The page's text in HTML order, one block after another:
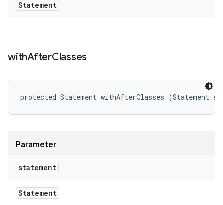
Statement
withAfterClasses
protected Statement withAfterClasses (Statement
Parameter
statement
Statement